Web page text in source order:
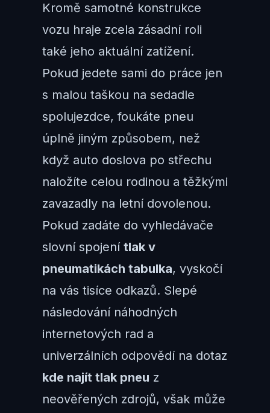
Kromě samotné konstrukce
vozu hraje zcela zásadní roli
také jeho aktuální zatížení.
Pokud jedete sami do práce jen
s malou taškou na sedadle
spolujezdce, foukáte pneu
úplně jiným způsobem, než
když auto doslova po střechu
naložíte celou rodinou a těžkými
zavazadly na letní dovolenou.
Pokud zadáte do vyhledávače
slovní spojení tlak v
pneumatikách tabulka, vyskočí
na vás tisíce odkazů. Slepé
následování náhodných
internetových rad a
univerzálních odpovědí na dotaz
kde najít tlak pneu z
neověřených zdrojů, však může